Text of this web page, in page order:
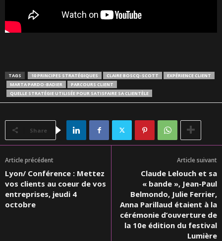
TAGS 10 PRINCIPES STRATÉGIQUES CLAIRE BOSCQ-SCOTT
EXPÉRIENCE CLIENT
MARTA PARDO-BADIER
PARCOURS CLIENT
QUELLE STRATÉGIE UTILISÉE POUR SATISFAIRE SA CLIENTÈLE
Share
Article précédent
Lyon/ Conférence : Mettez
vos clients au coeur de vos
entreprises, jeudi 4
octobre
Article suivant
Claude Lelouch et sa
« bande », Jean-Paul
Belmondo, Julie Ferrier,
Anna Parillaud étaient à la
cérémonie d’ouverture de
la 10e édition du festival
Lumière